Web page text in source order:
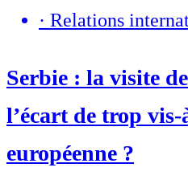
· Relations
Serbie : la visite
l’écart de trop
européenne ?